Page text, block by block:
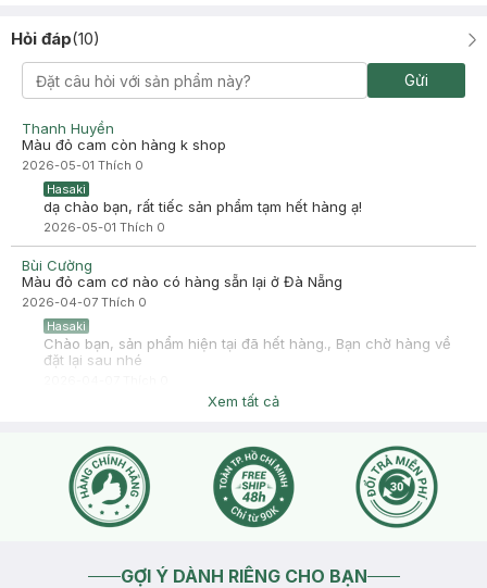
Hỏi đáp(10)
Gửi
Thanh Huyền
Màu đỏ cam còn hàng k shop
2026-05-01 Thích 0
Hasaki
dạ chào bạn, rất tiếc sản phẩm tạm hết hàng ạ!
2026-05-01 Thích 0
Bùi Cường
Màu đỏ cam cơ nào có hàng sẵn lại ở Đà Nẵng
2026-04-07 Thích 0
Hasaki
Chào bạn, sản phẩm hiện tại đã hết hàng., Bạn chờ hàng về
đặt lại sau nhé
Xem tất cả
GỢI Ý DÀNH RIÊNG CHO BẠN